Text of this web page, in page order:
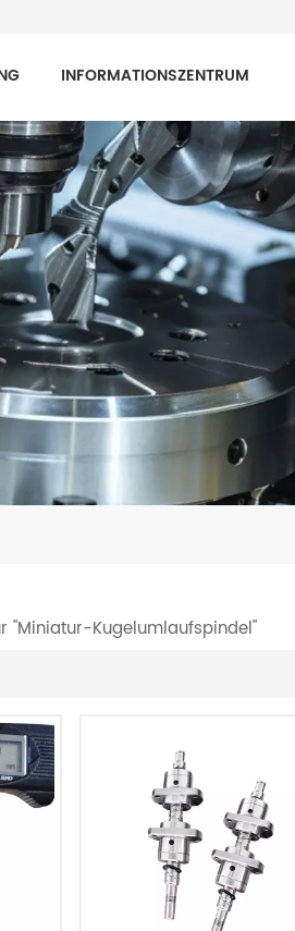
INFORMATIONSZENTRUM
"Miniatur-Kugelumlaufspindel"